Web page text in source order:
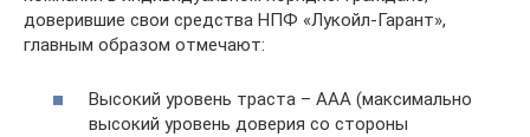
доверившие свои средства НПФ «Лукойл-Гарант»,
главным образом отмечают:
Высокий уровень траста – АAA (максимально
высокий уровень доверия со стороны